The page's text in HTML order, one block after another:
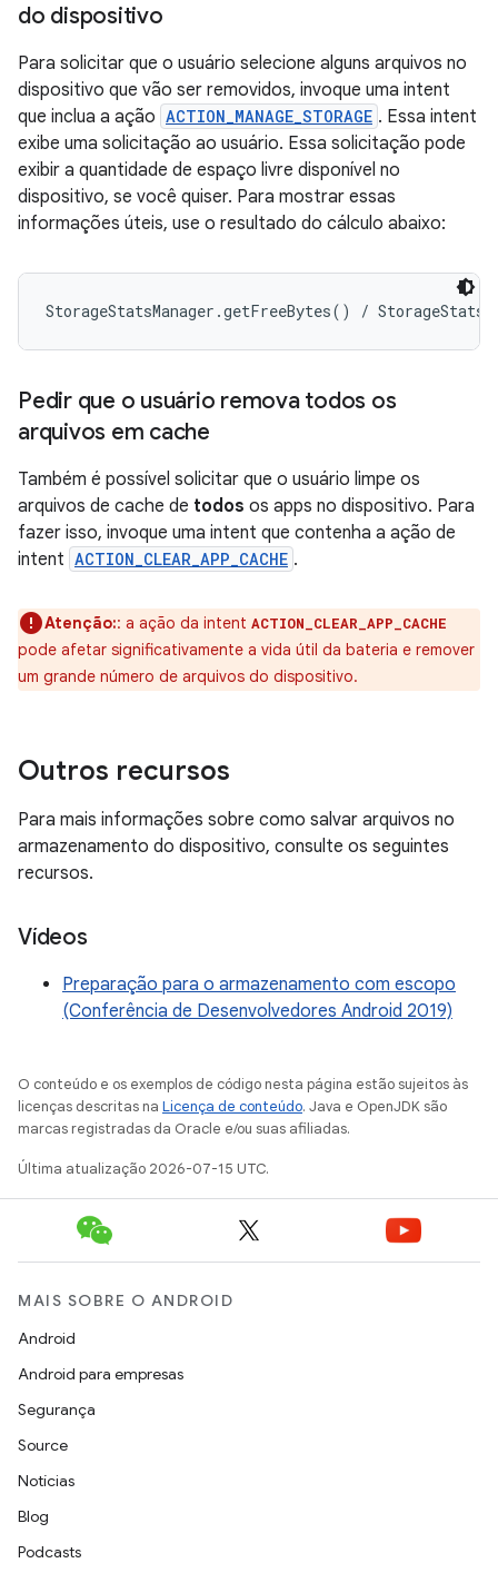
do dispositivo
Para solicitar que o usuário selecione alguns arquivos no
dispositivo que vão ser removidos, invoque uma intent
que inclua a ação ACTION_MANAGE_STORAGE . Essa intent
exibe uma solicitação ao usuário. Essa solicitação pode
exibir a quantidade de espaço livre disponível no
dispositivo, se você quiser. Para mostrar essas
informações úteis, use o resultado do cálculo abaixo:
Pedir que o usuário remova todos os
arquivos em cache
Também é possível solicitar que o usuário limpe os
arquivos de cache de todos os apps no dispositivo. Para
fazer isso, invoque uma intent que contenha a ação de
intent ACTION_CLEAR_APP_CACHE .
Atenção:: a ação da intent ACTION_CLEAR_APP_CACHE
pode afetar significativamente a vida útil da bateria e remover
um grande número de arquivos do dispositivo.
Outros recursos
Para mais informações sobre como salvar arquivos no
armazenamento do dispositivo, consulte os seguintes
recursos.
Vídeos
Preparação para o armazenamento com escopo
(Conferência de Desenvolvedores Android 2019)
O conteúdo e os exemplos de código nesta página estão sujeitos às
licenças descritas na Licença de conteúdo. Java e OpenJDK são
marcas registradas da Oracle e/ou suas afiliadas.
Última atualização 2026-07-15 UTC.
MAIS SOBRE O ANDROID
Android
Android para empresas
Segurança
Source
Notícias
Blog
Podcasts